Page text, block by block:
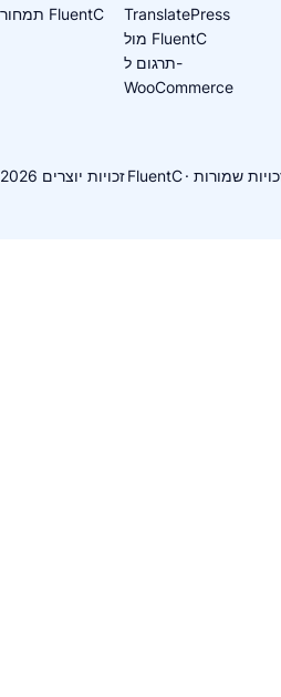
תמחור FluentC
TranslatePress
מול FluentC
תרגום ל-
WooCommerce
זכויות יוצרים 2026FluentC